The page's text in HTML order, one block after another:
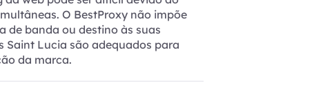
O BestProxy não impõe
de banda ou destino às suas
Saint Lucia são adequados para
da marca.